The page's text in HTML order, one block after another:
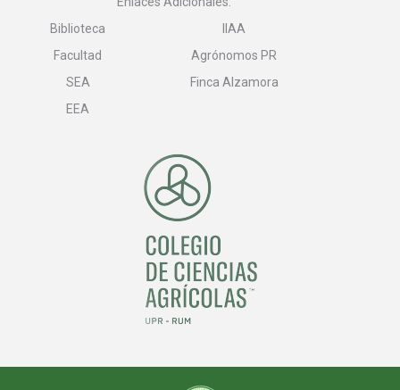
Biblioteca
IIAA
Facultad
Agrónomos PR
SEA
Finca Alzamora
EEA